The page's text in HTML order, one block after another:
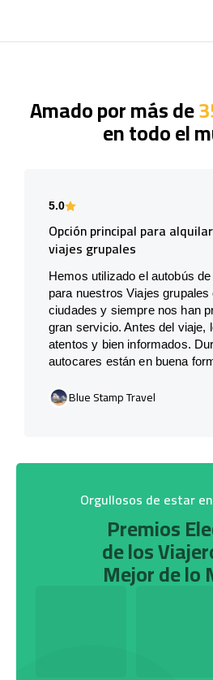
Amado por más de
en todo el
5.0
Opción principal para
viajes grupales
Hemos utilizado el autobús
para nuestros Viajes grupales
ciudades y siempre nos han
gran servicio. Antes del viaje,
atentos y bien informados.
autocares están en buena
Blue Stamp Travel
Orgullosos de estar
Premios
de los
Mejor de lo